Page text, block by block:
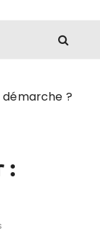
démarche ?
: